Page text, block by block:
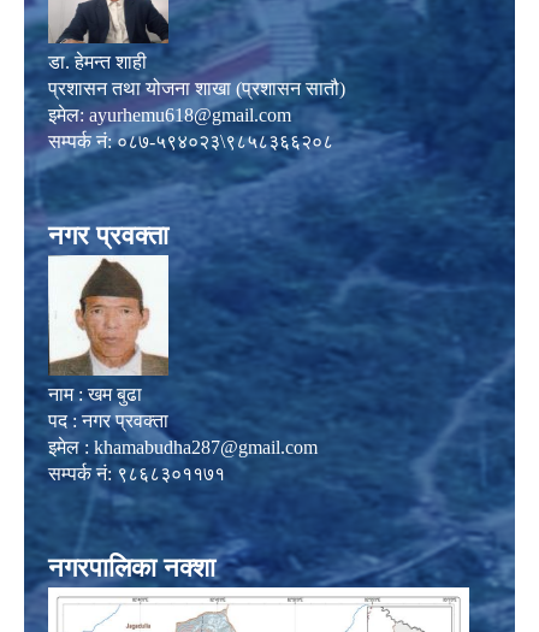
डा. हेमन्त शाही
प्रशासन तथा योजना शाखा (प्रशासन सातौ)
इमेल: ayurhemu618@gmail.com
सम्पर्क नं: ०८७-५९४०२३\९८५८३६६२०८
नगर प्रवक्ता
नाम : खम बुढा
पद : नगर प्रवक्ता
इमेल : khamabudha287@gmail.com
सम्पर्क नं: ९८६८३०११७१
नगरपालिका नक्शा